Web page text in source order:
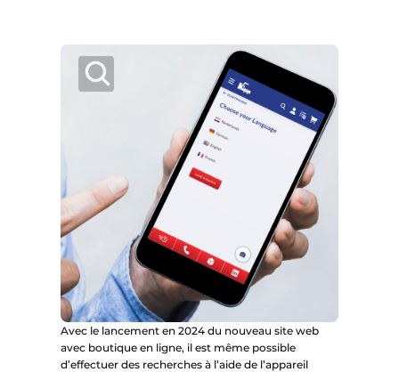
Avec le lancement en 2024 du nouveau site web
avec boutique en ligne, il est même possible
d’effectuer des recherches à l’aide de l’appareil